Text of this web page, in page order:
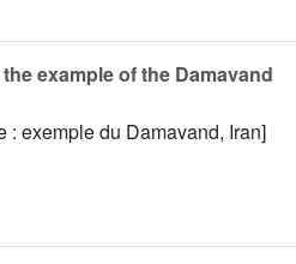
example of the Damavand
exemple du Damavand, Iran]